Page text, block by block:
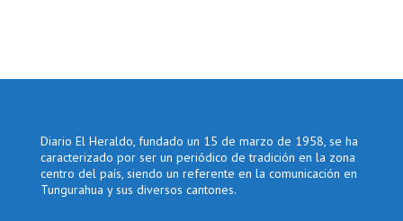
Diario El Heraldo, fundado un 15 de marzo de 1958, se ha
caracterizado por ser un periódico de tradición en la zona
centro del país, siendo un referente en la comunicación en
Tungurahua y sus diversos cantones.